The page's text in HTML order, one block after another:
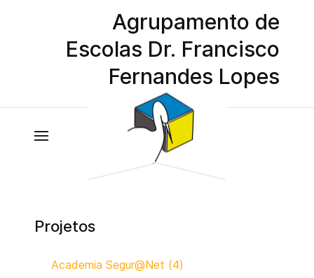
Agrupamento de
Escolas Dr. Francisco
Fernandes Lopes
Projetos
Academia Segur@Net (4)